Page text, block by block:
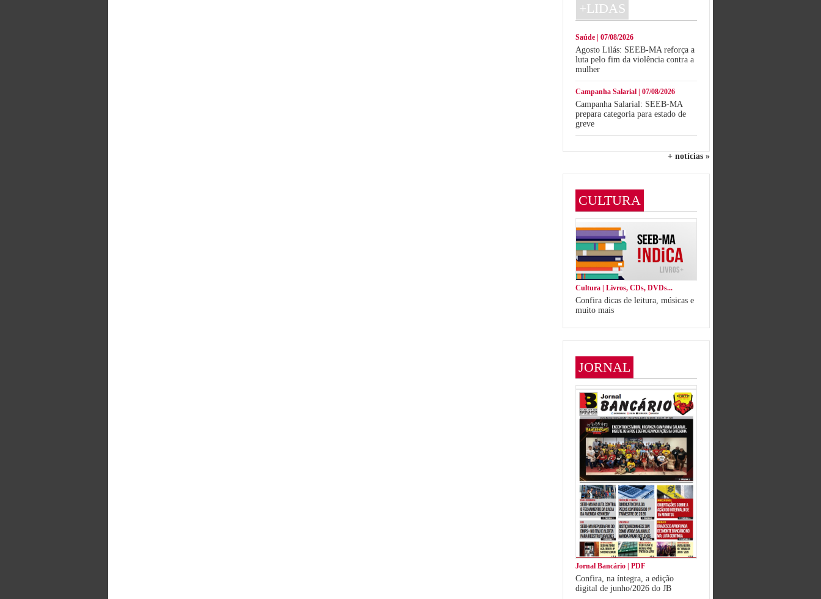
+LIDAS
Saúde | 07/08/2026
Agosto Lilás: SEEB-MA reforça a
luta pelo fim da violência contra a
mulher
Campanha Salarial | 07/08/2026
Campanha Salarial: SEEB-MA
prepara categoria para estado de
greve
+ notícias »
CULTURA
Cultura | Livros, CDs, DVDs...
Confira dicas de leitura, músicas e
muito mais
JORNAL
Jornal Bancário | PDF
Confira, na íntegra, a edição
digital de junho/2026 do JB